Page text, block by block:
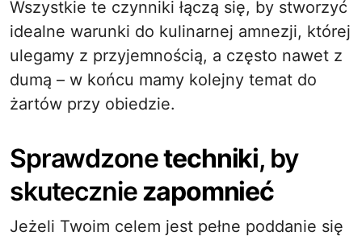
Wszystkie te czynniki łączą się, by stworzyć
idealne warunki do kulinarnej amnezji, której
ulegamy z przyjemnością, a często nawet z
dumą – w końcu mamy kolejny temat do
żartów przy obiedzie.
Sprawdzonetechniki, by
skuteczniezapomnieć
Jeżeli Twoim celem jest pełne poddanie się